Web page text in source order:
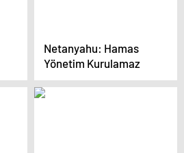
Netanyahu: Hamas
Yönetim Kurulamaz